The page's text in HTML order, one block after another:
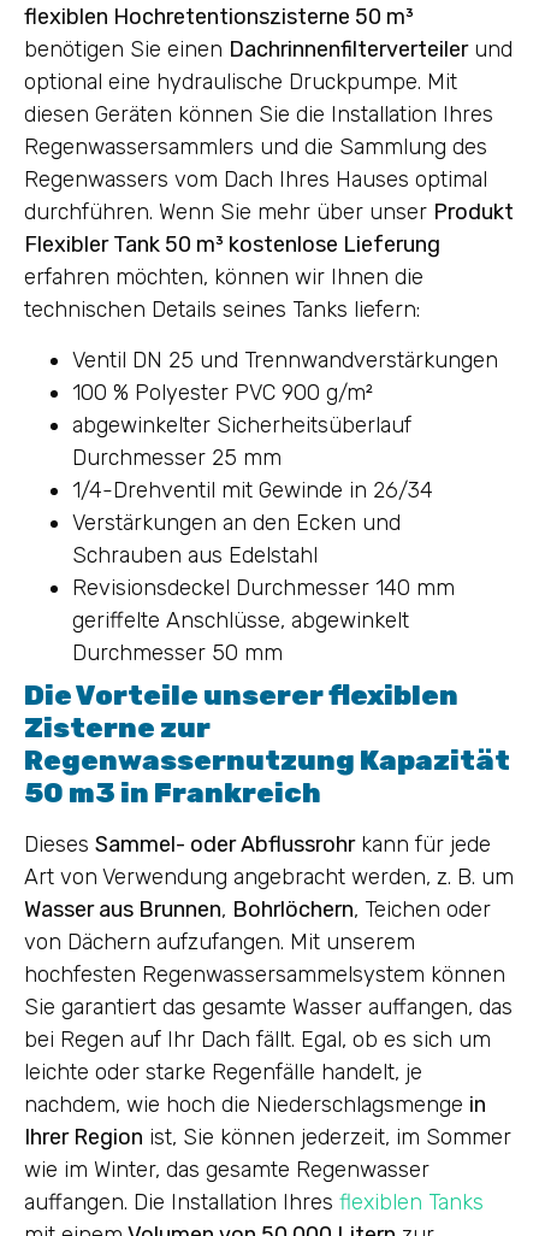
flexiblen Hochretentionszisterne 50 m³
benötigen Sie einen Dachrinnenfilterverteilerund
optional eine hydraulische Druckpumpe. Mit
diesen Geräten können Sie die Installation Ihres
Regenwassersammlers und die Sammlung des
Regenwassers vom Dach Ihres Hauses optimal
durchführen. Wenn Sie mehr über unser Produkt
Flexibler Tank 50 m³ kostenlose Lieferung
erfahren möchten, können wir Ihnen die
technischen Details seines Tanks liefern:
Ventil DN 25 und Trennwandverstärkungen
100 % Polyester PVC 900 g/m²
abgewinkelter Sicherheitsüberlauf
Durchmesser 25 mm
1/4-Drehventil mit Gewinde in 26/34
Verstärkungen an den Ecken und
Schrauben aus Edelstahl
Revisionsdeckel Durchmesser 140 mm
geriffelte Anschlüsse, abgewinkelt
Durchmesser 50 mm
Die Vorteile unserer flexiblen
Zisterne zur
Regenwassernutzung Kapazität
50 m3 in Frankreich
Dieses Sammel- oder Abflussrohrkann für jede
Art von Verwendung angebracht werden, z. B. um
Wasser aus Brunnen, Bohrlöchern, Teichen oder
von Dächern aufzufangen. Mit unserem
hochfesten Regenwassersammelsystem können
Sie garantiert das gesamte Wasser auffangen, das
bei Regen auf Ihr Dach fällt. Egal, ob es sich um
leichte oder starke Regenfälle handelt, je
nachdem, wie hoch die Niederschlagsmenge in
Ihrer Region ist, Sie können jederzeit, im Sommer
wie im Winter, das gesamte Regenwasser
auffangen. Die Installation Ihres flexiblen Tanks